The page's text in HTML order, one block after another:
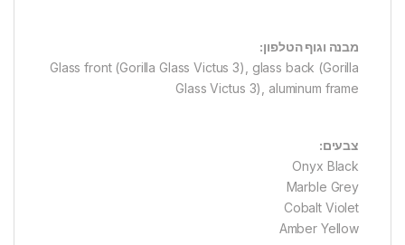
מבנה וגוף הטלפון:
Glass front (Gorilla Glass Victus 3), glass back (Gorilla
Glass Victus 3), aluminum frame
צבעים:
Onyx Black
Marble Grey
Cobalt Violet
Amber Yellow